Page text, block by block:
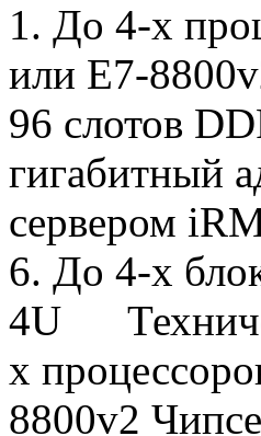
1. До 4-х
или E7-
96 слотов
гигабитный
сервером
6. До 4-х
4U
х
8800v2